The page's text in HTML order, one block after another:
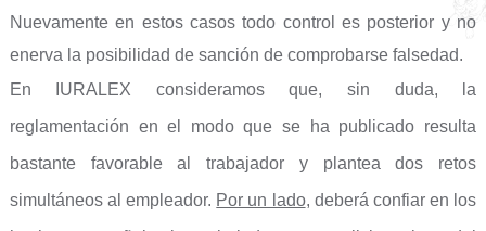
Nuevamente en estos casos todo control es posterior y no
enerva la posibilidad de sanción de comprobarse falsedad.
En IURALEX consideramos que, sin duda, la
reglamentación en el modo que se ha publicado resulta
bastante favorable al trabajador y plantea dos retos
simultáneos al empleador. Por un lado, deberá confiar en los